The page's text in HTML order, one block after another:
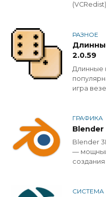
РАЗНОЕ
2.0.59
Длинные
игра
ГРАФИКА
Blender
Blender
—
создания
СИСТЕМА